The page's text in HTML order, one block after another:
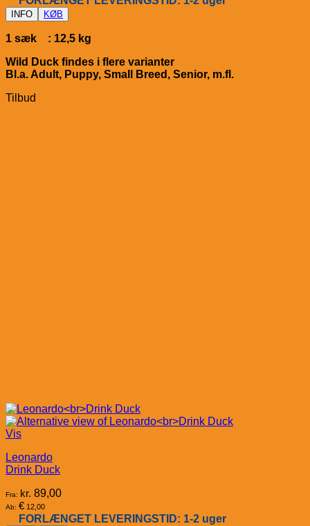
INFO KØB
1 sæk : 12,5 kg
Wild Duck findes i flere varianter
Bl.a. Adult, Puppy, Small Breed, Senior, m.fl.
Tilbud
Vis
Leonardo
Drink Duck
Fra: kr. 89,00
Ab: € 12,00
FORLÆNGET LEVERINGSTID: 1-2 uger